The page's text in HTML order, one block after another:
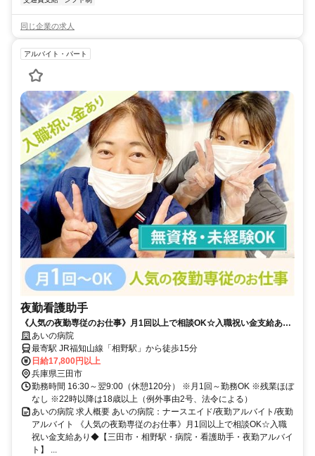
同じ企業の求人
アルバイト・パート
夜勤看護助手
《人気の夜勤専従のお仕事》月1回以上で相談OK☆入職祝い金支給あり
◆【三田市・相野駅・病院・看護助手・夜勤アルバイト】
あいの病院
最寄駅 JR福知山線「相野駅」から徒歩15分
日給17,800円以上
兵庫県三田市
勤務時間 16:30～翌9:00（休憩120分） ※月1回～勤務OK ※残業ほぼ
なし ※22時以降は18歳以上（例外事由2号、法令による）
あいの病院 求人概要 あいの病院：ナースエイド/夜勤アルバイト/夜勤
アルバイト 《人気の夜勤専従のお仕事》月1回以上で相談OK☆入職
祝い金支給あり◆【三田市・相野駅・病院・看護助手・夜勤アルバイ
ト】 ...